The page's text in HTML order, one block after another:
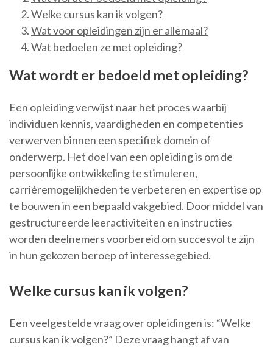
Welke cursus kan ik volgen?
Wat voor opleidingen zijn er allemaal?
Wat bedoelen ze met opleiding?
Wat wordt er bedoeld met opleiding?
Een opleiding verwijst naar het proces waarbij
individuen kennis, vaardigheden en competenties
verwerven binnen een specifiek domein of
onderwerp. Het doel van een opleiding is om de
persoonlijke ontwikkeling te stimuleren,
carrièremogelijkheden te verbeteren en expertise op
te bouwen in een bepaald vakgebied. Door middel van
gestructureerde leeractiviteiten en instructies
worden deelnemers voorbereid om succesvol te zijn
in hun gekozen beroep of interessegebied.
Welke cursus kan ik volgen?
Een veelgestelde vraag over opleidingen is: “Welke
cursus kan ik volgen?” Deze vraag hangt af van